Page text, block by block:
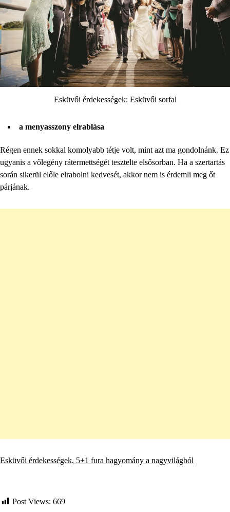
Esküvői érdekességek: Esküvői sorfal
a menyasszony elrablása
Régen ennek sokkal komolyabb tétje volt, mint azt ma gondolnánk. Ez
ugyanis a vőlegény rátermettségét tesztelte elsősorban. Ha a szertartás
során sikerül előle elrabolni kedvesét, akkor nem is érdemli meg őt
párjának.
Esküvői érdekességek, 5+1 fura hagyomány a nagyvilágból
Post Views: 669